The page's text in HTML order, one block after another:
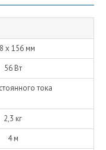
х 156 мм
56 Вт
тока
2,3 кг
4 м